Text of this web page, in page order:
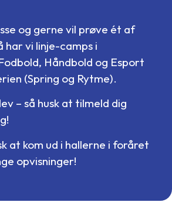
og gerne vil prøve ét af
har vi linje-camps i
Håndbold og Esport
(Spring og Rytme).
– så husk at tilmeld dig
at kom ud i hallerne i foråret
opvisninger!